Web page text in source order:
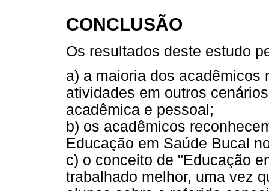
CONCLUSÃO
Os resultados deste estudo
a) a maioria dos acadêmicos
atividades em outros
acadêmica e pessoal;
b) os acadêmicos
Educação em Saúde Bucal
c) o conceito de "Educação
trabalhado melhor, uma vez